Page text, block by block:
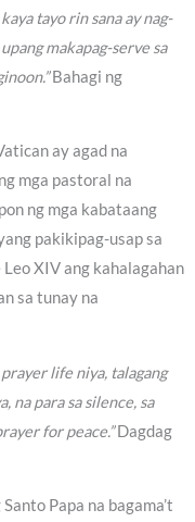
tayo rin sana ay nag-
makapag-serve sa
Bahagi ng
ay agad na
mga pastoral na
ng mga kabataang
pakikipag-usap sa
XIV ang kahalagahan
sa tunay na
prayer life niya, talagang
na para sa silence, sa
for peace.”Dagdag
Papa na bagama’t